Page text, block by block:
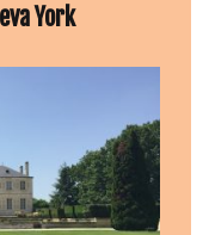
York